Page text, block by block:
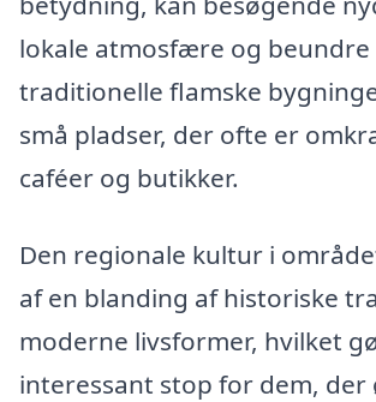
lokale atmosfære og beundre
traditionelle flamske
små pladser, der ofte er
caféer og butikker.
Den regionale kultur i
af en blanding af historiske
moderne livsformer, hvilket
interessant stop for dem, der